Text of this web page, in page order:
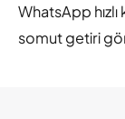
WhatsApp
somut getiri